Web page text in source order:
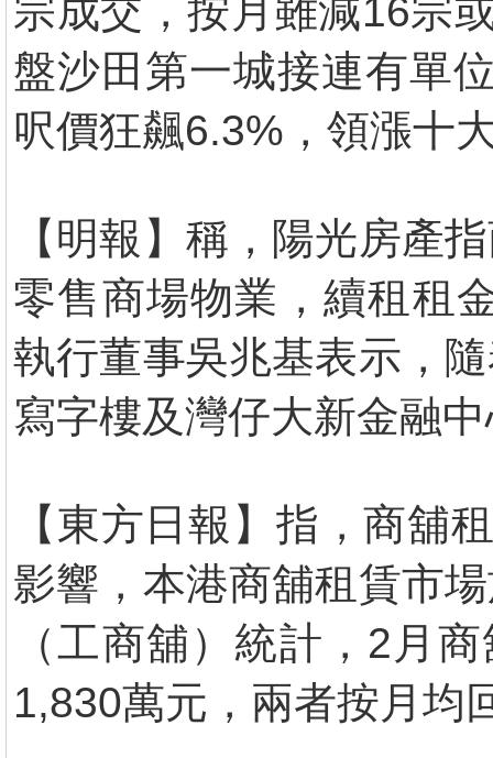
宗成交，按月雖減16宗
盤沙田第一城接連有單
呎價狂飆6.3%，領漲十
【明報】稱，陽光房產
零售商場物業，續租租
執行董事吳兆基表示，
寫字樓及灣仔大新金融
【東方日報】指，商舖
影響，本港商舖租賃市
（工商舖）統計，2月
1,830萬元，兩者按月均